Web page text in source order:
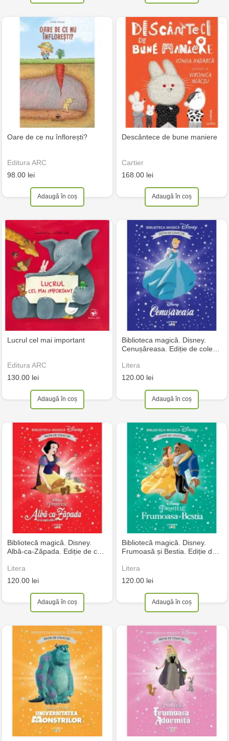
Oare de ce nu înflorești?
Editura ARC
98.00 lei
Adaugă în coș
Descântece de bune maniere
Cartier
168.00 lei
Adaugă în coș
Lucrul cel mai important
Editura ARC
130.00 lei
Adaugă în coș
Biblioteca magică. Disney.
Cenușăreasa. Ediție de cole…
Litera
120.00 lei
Adaugă în coș
Bibliotecă magică. Disney.
Albă-ca-Zăpada. Ediție de c…
Litera
120.00 lei
Adaugă în coș
Bibliotecă magică. Disney.
Frumoasă și Bestia. Ediție d…
Litera
120.00 lei
Adaugă în coș